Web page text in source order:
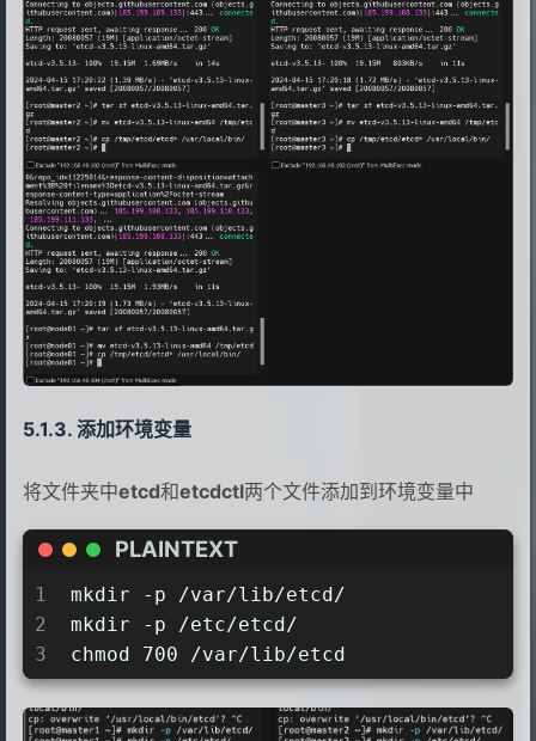
73
74
75
76
77
78
sysctl --system
echo "5.配置完内核，重启服务器！"
reboot
添加环境变量
将文件夹中etcd和etcdctl两个文件添加到环境变量中
PLAINTEXT
1
2
3
mkdir -p /var/lib/etcd/
mkdir -p /etc/etcd/
chmod 700 /var/lib/etcd